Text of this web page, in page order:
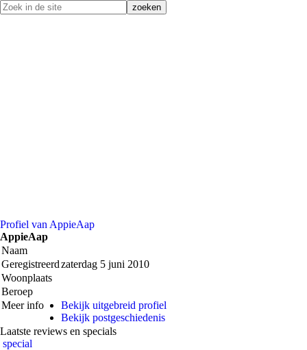
Profiel van AppieAap
AppieAap
Naam
Geregistreerdzaterdag 5 juni 2010
Woonplaats
Beroep
Meer info
Bekijk uitgebreid profiel
Bekijk postgeschiedenis
Laatste reviews en specials
special